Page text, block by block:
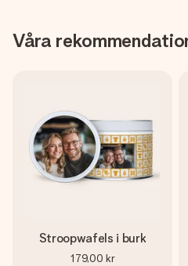
Våra
Stroopwafels i burk
179,00 kr